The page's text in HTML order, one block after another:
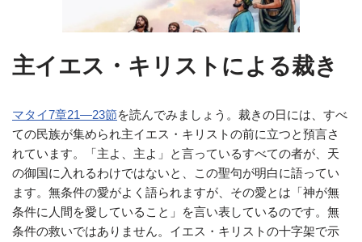
主イエス・キリストによる裁き
マタイ7章21―23節を読んでみましょう。裁きの日には、すべ
ての民族が集められ主イエス・キリストの前に立つと預言さ
れています。「主よ、主よ」と言っているすべての者が、天
の御国に入れるわけではないと、この聖句が明白に語ってい
ます。無条件の愛がよく語られますが、その愛とは「神が無
条件に人間を愛していること」を言い表しているのです。無
条件の救いではありません。イエス・キリストの十字架で示